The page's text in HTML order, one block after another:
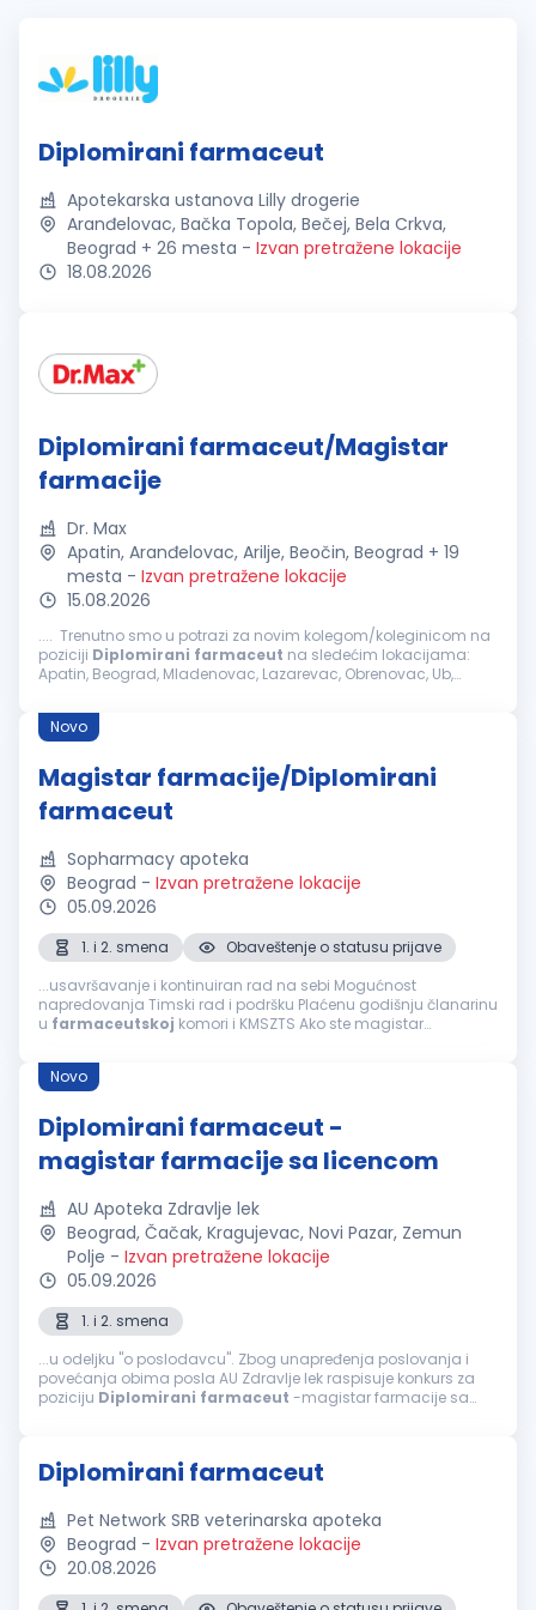
Diplomirani farmaceut
Apotekarska ustanova Lilly drogerie
Aranđelovac, Bačka Topola, Bečej, Bela Crkva,
Beograd + 26 mesta - Izvan pretražene lokacije
18.08.2026
Diplomirani farmaceut/Magistar
farmacije
Dr. Max
Apatin, Aranđelovac, Arilje, Beočin, Beograd + 19
mesta - Izvan pretražene lokacije
15.08.2026
.... Trenutno smo u potrazi za novim kolegom/koleginicom na
poziciji Diplomirani farmaceut na sledećim lokacijama:
Apatin, Beograd, Mladenovac, Lazarevac, Obrenovac, Ub,
Stara Pazova...
Novo
Magistar farmacije/Diplomirani
farmaceut
Sopharmacy apoteka
Beograd - Izvan pretražene lokacije
05.09.2026
1. i 2. smena
Obaveštenje o statusu prijave
...usavršavanje i kontinuiran rad na sebi Mogućnost
napredovanja Timski rad i podršku Plaćenu godišnju članarinu
u farmaceutskoj komori i KMSZTS Ako ste magistar
stručni ispit i licencu za rad, poznajete rad...
Novo
Diplomirani farmaceut -
magistar farmacije sa licencom
AU Apoteka Zdravlje lek
Beograd, Čačak, Kragujevac, Novi Pazar, Zemun
Polje - Izvan pretražene lokacije
05.09.2026
1. i 2. smena
...u odeljku "o poslodavcu". Zbog unapređenja poslovanja i
povećanja obima posla AU Zdravlje lek raspisuje konkurs za
poziciju Diplomirani farmaceut -magistar farmacije sa
Diplomirani farmaceut
Pet Network SRB veterinarska apoteka
Beograd - Izvan pretražene lokacije
20.08.2026